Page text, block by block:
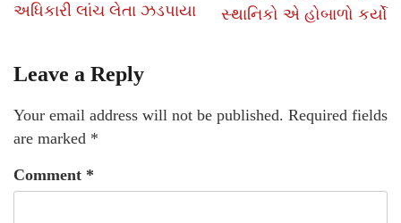
અધિકારી લાંચ લેતા ઝડપાયા
સ્થાનિકો એ હોબાળો કર્યો
Leave a Reply
Your email address will not be published. Required fields
are marked *
Comment *